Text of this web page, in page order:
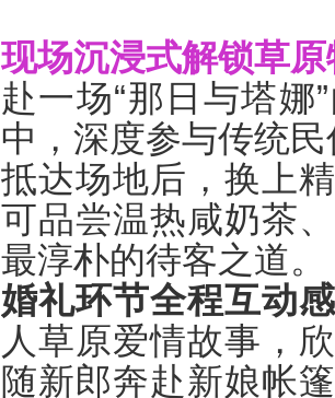
现场沉浸式解锁草
赴一场“那日与塔娜
中，深度参与传统
抵达场地后，换上
可品尝温热咸奶茶
最淳朴的待客之道。
婚礼环节全程互动
人草原爱情故事，
随新郎奔赴新娘帐